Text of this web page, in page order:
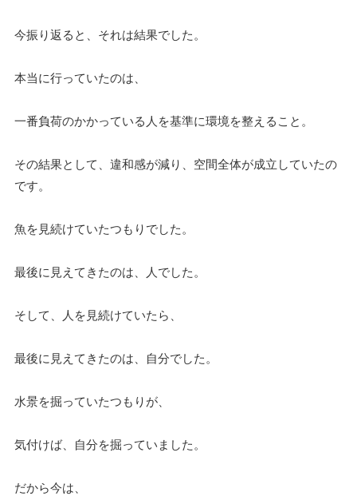
今振り返ると、それは結果でした。
本当に行っていたのは、
一番負荷のかかっている人を基準に環境を整えること。
その結果として、違和感が減り、空間全体が成立していたの
です。
魚を見続けていたつもりでした。
最後に見えてきたのは、人でした。
そして、人を見続けていたら、
最後に見えてきたのは、自分でした。
水景を掘っていたつもりが、
気付けば、自分を掘っていました。
だから今は、